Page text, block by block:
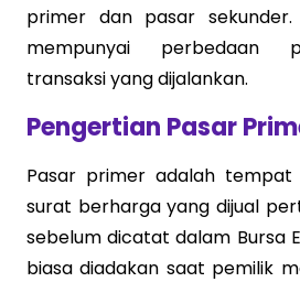
primer dan pasar
mempunyai perbedaan
transaksi yang dijalankan.
Pengertian Pasar
Pasar primer adalah tempat
surat berharga yang dijual
sebelum dicatat dalam Bursa
biasa diadakan saat pemilik